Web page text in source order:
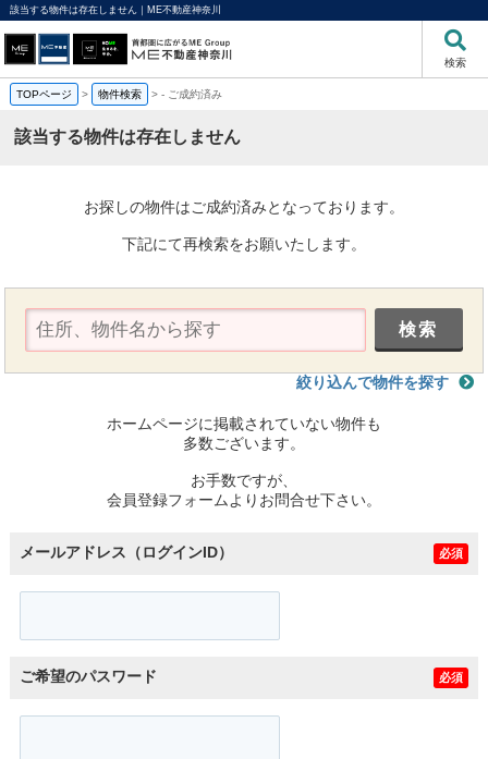
該当する物件は存在しません｜ME不動産神奈川
検索
TOPページ > 物件検索 >- ご成約済み
該当する物件は存在しません
お探しの物件はご成約済みとなっております。
下記にて再検索をお願いたします。
絞り込んで物件を探す
ホームページに掲載されていない物件も
多数ございます。
お手数ですが、
会員登録フォームよりお問合せ下さい。
メールアドレス（ログインID） 必須
ご希望のパスワード 必須